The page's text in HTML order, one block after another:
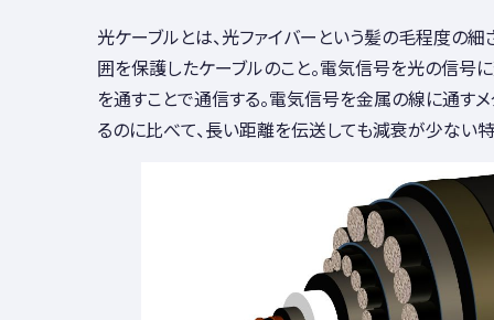
光ケーブルとは、光ファイバーという髪の毛程度の
囲を保護したケーブルのこと。電気信号を光の信号に
を通すことで通信する。電気信号を金属の線に通す
るのに比べて、長い距離を伝送しても減衰が少ない